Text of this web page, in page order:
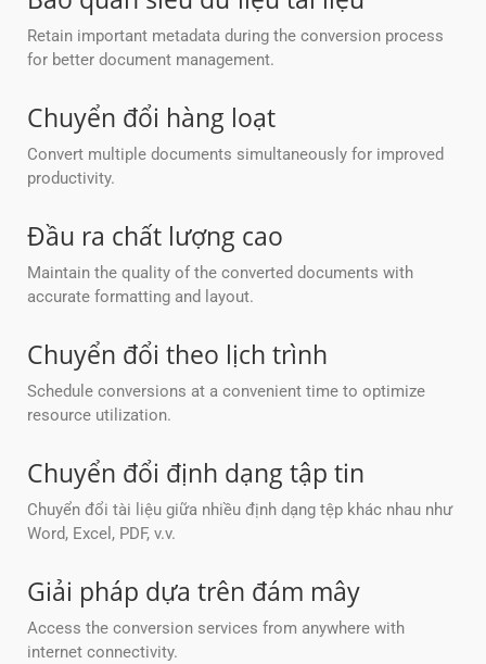
Retain important metadata during the conversion process
for better document management.
Chuyển đổi hàng loạt
Convert multiple documents simultaneously for improved
productivity.
Đầu ra chất lượng cao
Maintain the quality of the converted documents with
accurate formatting and layout.
Chuyển đổi theo lịch trình
Schedule conversions at a convenient time to optimize
resource utilization.
Chuyển đổi định dạng tập tin
Chuyển đổi tài liệu giữa nhiều định dạng tệp khác nhau như
Word, Excel, PDF, v.v.
Giải pháp dựa trên đám mây
Access the conversion services from anywhere with
internet connectivity.